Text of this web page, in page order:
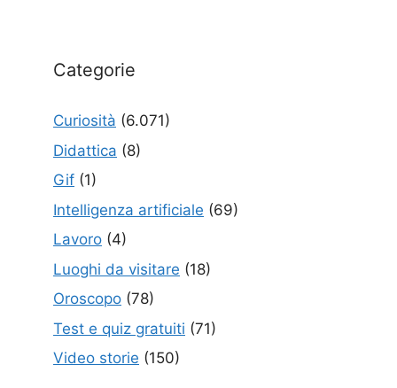
Categorie
Curiosità (6.071)
Didattica (8)
Gif (1)
Intelligenza artificiale (69)
Lavoro (4)
Luoghi da visitare (18)
Oroscopo (78)
Test e quiz gratuiti (71)
Video storie (150)